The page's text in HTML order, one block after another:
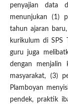
penyajian data
menunjukan (1)
tahun ajaran
kurikulum di SPS
guru juga
dengan menjalin
masyarakat, (3)
Plamboyan
pendek, praktik